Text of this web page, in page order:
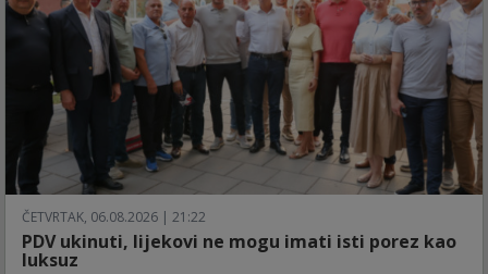
ČETVRTAK, 06.08.2026 | 21:22
PDV ukinuti, lijekovi ne mogu imati isti porez kao
luksuz